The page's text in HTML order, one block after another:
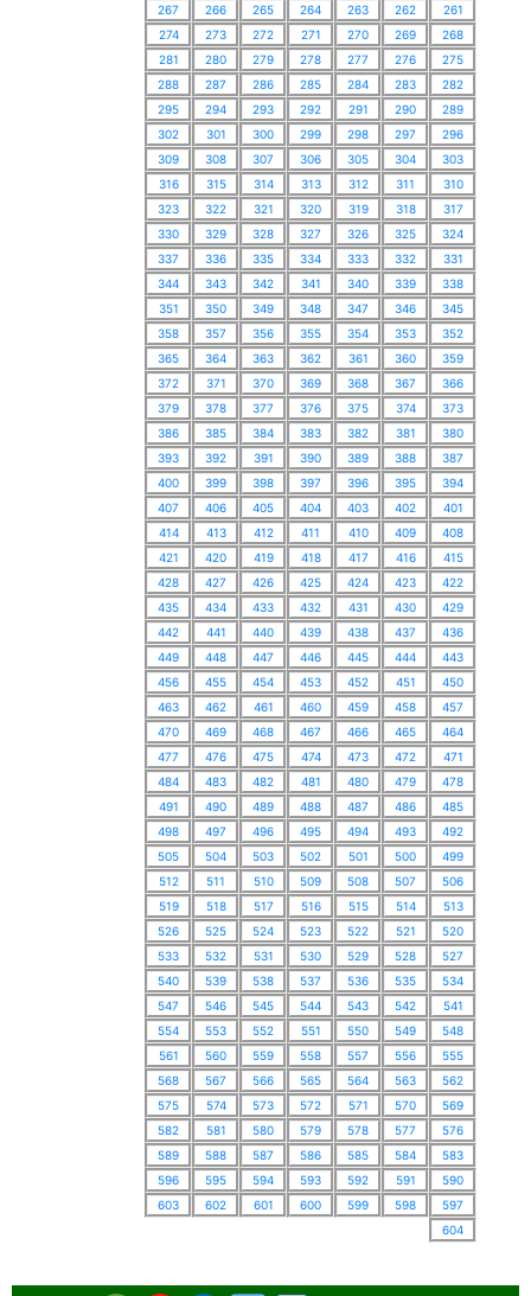
261
262
263
264
265
266
267
268
269
270
271
272
273
274
275
276
277
278
279
280
281
282
283
284
285
286
287
288
289
290
291
292
293
294
295
296
297
298
299
300
301
302
303
304
305
306
307
308
309
310
311
312
313
314
315
316
317
318
319
320
321
322
323
324
325
326
327
328
329
330
331
332
333
334
335
336
337
338
339
340
341
342
343
344
345
346
347
348
349
350
351
352
353
354
355
356
357
358
359
360
361
362
363
364
365
366
367
368
369
370
371
372
373
374
375
376
377
378
379
380
381
382
383
384
385
386
387
388
389
390
391
392
393
394
395
396
397
398
399
400
401
402
403
404
405
406
407
408
409
410
411
412
413
414
415
416
417
418
419
420
421
422
423
424
425
426
427
428
429
430
431
432
433
434
435
436
437
438
439
440
441
442
443
444
445
446
447
448
449
450
451
452
453
454
455
456
457
458
459
460
461
462
463
464
465
466
467
468
469
470
471
472
473
474
475
476
477
478
479
480
481
482
483
484
485
486
487
488
489
490
491
492
493
494
495
496
497
498
499
500
501
502
503
504
505
506
507
508
509
510
511
512
513
514
515
516
517
518
519
520
521
522
523
524
525
526
527
528
529
530
531
532
533
534
535
536
537
538
539
540
541
542
543
544
545
546
547
548
549
550
551
552
553
554
555
556
557
558
559
560
561
562
563
564
565
566
567
568
569
570
571
572
573
574
575
576
577
578
579
580
581
582
583
584
585
586
587
588
589
590
591
592
593
594
595
596
597
598
599
600
601
602
603
604